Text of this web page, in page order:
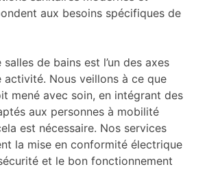
aux besoins spécifiques de
de bains est l’un des axes
activité. Nous veillons à ce que
mené avec soin, en intégrant des
aux personnes à mobilité
est nécessaire. Nos services
la mise en conformité électrique
et le bon fonctionnement